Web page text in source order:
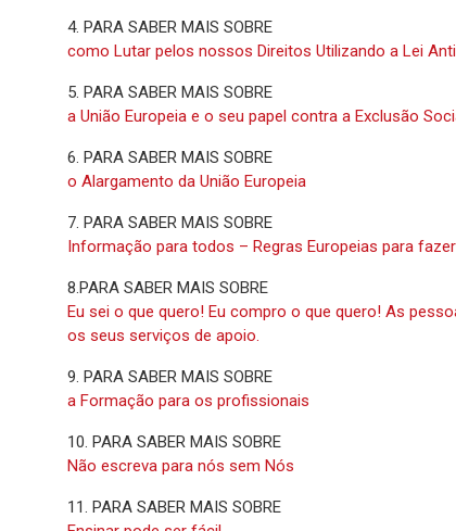
4. PARA SABER MAIS SOBRE
como Lutar pelos nossos Direitos Utilizando a Lei
5. PARA SABER MAIS SOBRE
a União Europeia e o seu papel contra a Exclusão
6. PARA SABER MAIS SOBRE
o Alargamento da União Europeia
7. PARA SABER MAIS SOBRE
Informação para todos – Regras Europeias para
8.PARA SABER MAIS SOBRE
Eu sei o que quero! Eu compro o que quero! As
os seus serviços de apoio.
9. PARA SABER MAIS SOBRE
a Formação para os profissionais
10. PARA SABER MAIS SOBRE
Não escreva para nós sem Nós
11. PARA SABER MAIS SOBRE